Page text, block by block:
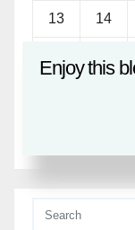
13 14
Enjoy this